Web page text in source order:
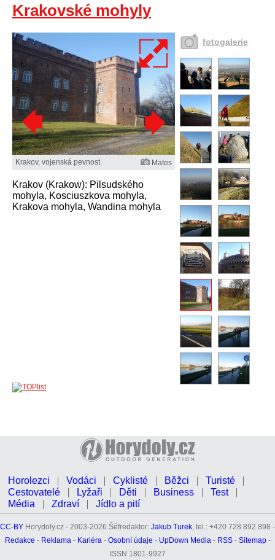
Krakovské mohyly
Krakov, vojenská pevnost. Mates
Krakov (Krakow): Pilsudského
mohyla, Kosciuszkova mohyla,
Krakova mohyla, Wandina mohyla
fotogalerie
Horolezci Vodáci Cyklisté Běžci
Turisté
Cestovatelé
Lyžaři Děti Business
Test
Média
Zdraví Jídlo a pití
CC-BY Horydoly.cz - 2003-2026 Šéfredaktor: Jakub Turek, tel.: +420 728 892 898 -
Redakce - Reklama- Kariéra- Osobní údaje - UpDown Media- RSS- Sitemap-
ISSN 1801-9927